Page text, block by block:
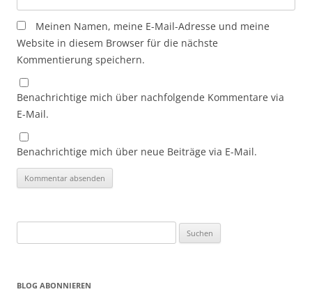
Meinen Namen, meine E-Mail-Adresse und meine
Website in diesem Browser für die nächste
Kommentierung speichern.
Benachrichtige mich über nachfolgende Kommentare via
E-Mail.
Benachrichtige mich über neue Beiträge via E-Mail.
nach:
BLOG ABONNIEREN